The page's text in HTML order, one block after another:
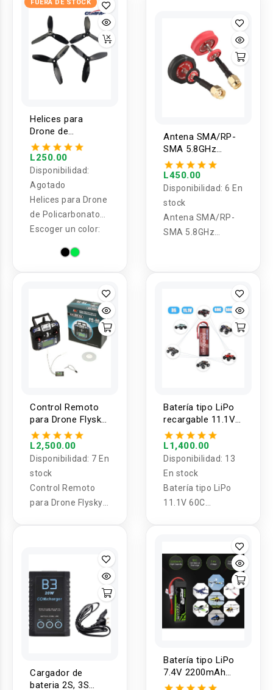
para 1 - 8S Lipo
batería
FUERA DE STOCK
Helices para
Drone de
Policarbonato
5045BN (4U)
L250.00
Disponibilidad:
Agotado
Helices para Drone
de Policarbonato
5045BN (4U)
Escoger un color:
Antena SMA/RP-
SMA 5.8GHz
Omnidireccional
para Drone (2U)
L450.00
Disponibilidad: 6 En
stock
Antena SMA/RP-
SMA 5.8GHz
Control Remoto
para Drone Flysky
FUSI FS-i6
L2,500.00
Disponibilidad: 7 En
stock
Control Remoto
para Drone Flysky
Batería tipo LiPo
recargable 11.1V
60C 5000mAh
55.5Wh 3S1P
AWANFI
L1,400.00
Disponibilidad: 13
En stock
Batería tipo LiPo
11.1V 60C
Cargador de
bateria 2S, 3S
Batería tipo LiPo
7.4V 2200mAh
50C 2S OVONIC